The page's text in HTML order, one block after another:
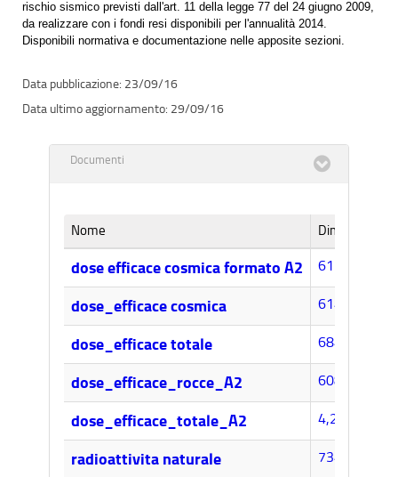
rischio sismico previsti dall'art. 11 della legge 77 del 24 giugno 2009,
da realizzare con i fondi resi disponibili per l'annualità 2014.
Disponibili normativa e documentazione nelle apposite sezioni.
23/09/16
29/09/16
Documenti
Nome Dimensione
dose efficace cosmica formato A2 617k
dose_efficace cosmica 614k
dose_efficace totale 684k
dose_efficace_rocce_A2 608k
dose_efficace_totale_A2 4,2MB
radioattivita naturale 734k